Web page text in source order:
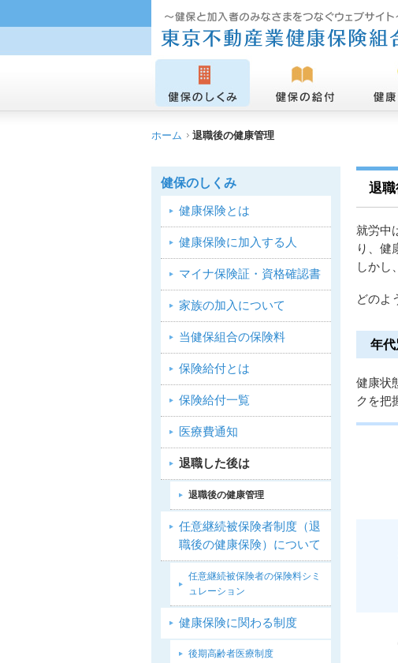
ホーム 退職後の健康管理
退
就労中
り、健
しかし
どのよ
年代
健康状
クを把
健保のしくみ
健康保険とは
健康保険に加入する人
マイナ保険証・資格確認書
家族の加入について
当健保組合の保険料
保険給付とは
保険給付一覧
医療費通知
退職した後は
退職後の健康管理
任意継続被保険者制度（退
職後の健康保険）について
任意継続被保険者の保険料シミ
ュレーション
健康保険に関わる制度
後期高齢者医療制度